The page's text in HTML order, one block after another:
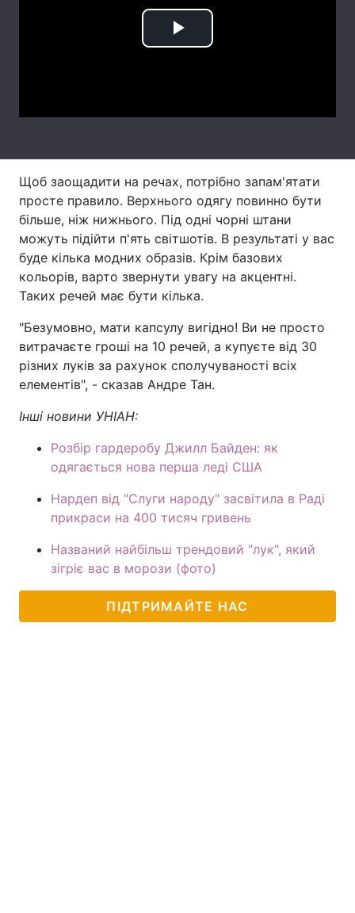
Думки
Вакансії
Послуги
Тема оформлення
Play
Щоб заощадити на речах, потрібно запам'ятати
просте правило. Верхнього одягу повинно бути
більше, ніж нижнього. Під одні чорні штани
можуть підійти п'ять світшотів. В результаті у вас
буде кілька модних образів. Крім базових
кольорів, варто звернути увагу на акцентні.
Таких речей має бути кілька.
"Безумовно, мати капсулу вигідно! Ви не просто
витрачаєте гроші на 10 речей, а купуєте від 30
різних луків за рахунок сполучуваності всіх
елементів", - сказав Андре Тан.
Інші новини УНІАН:
Розбір гардеробу Джилл Байден: як
одягається нова перша леді США
Нардеп від "Слуги народу" засвітила в Раді
прикраси на 400 тисяч гривень
Названий найбільш трендовий "лук", який
зігріє вас в морози (фото)
ПІДТРИМАЙТЕ НАС